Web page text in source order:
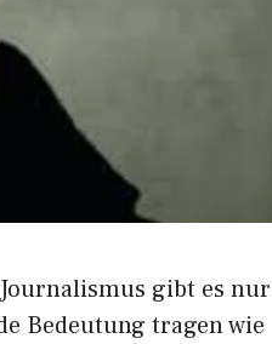
gib​t⁠ es nur
Bede⁠utung tra‌ge‍n w‍ie